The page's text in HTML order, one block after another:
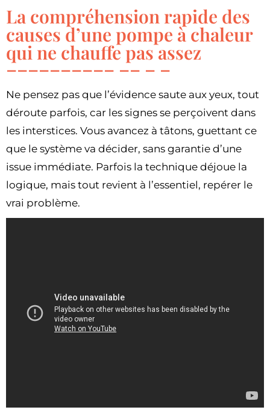
La compréhension rapide des
causes d’une pompe à chaleur
qui ne chauffe pas assez
Ne pensez pas que l’évidence saute aux yeux, tout
déroute parfois, car les signes se perçoivent dans
les interstices. Vous avancez à tâtons, guettant ce
que le système va décider, sans garantie d’une
issue immédiate. Parfois la technique déjoue la
logique, mais tout revient à l’essentiel, repérer le
vrai problème.